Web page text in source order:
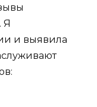
Я
и выявила